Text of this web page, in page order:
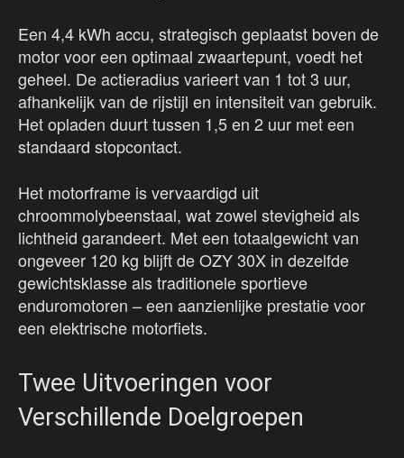
Een 4,4 kWh accu, strategisch geplaatst boven de
motor voor een optimaal zwaartepunt, voedt het
geheel. De actieradius varieert van 1 tot 3 uur,
afhankelijk van de rijstijl en intensiteit van gebruik.
Het opladen duurt tussen 1,5 en 2 uur met een
standaard stopcontact.
Het motorframe is vervaardigd uit
chroommolybeenstaal, wat zowel stevigheid als
lichtheid garandeert. Met een totaalgewicht van
ongeveer 120 kg blijft de OZY 30X in dezelfde
gewichtsklasse als traditionele sportieve
enduromotoren – een aanzienlijke prestatie voor
een elektrische motorfiets.
Twee Uitvoeringen voor
Verschillende Doelgroepen